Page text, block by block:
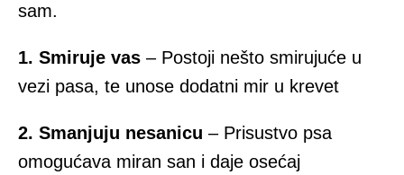
sam.
1. Smiruje vas – Postoji nešto smirujuće u
vezi pasa, te unose dodatni mir u krevet
2. Smanjuju nesanicu – Prisustvo psa
omogućava miran san i daje osećaj